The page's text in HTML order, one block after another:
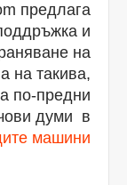
предлага
и
на
на такива,
по-предни
думи в
машини